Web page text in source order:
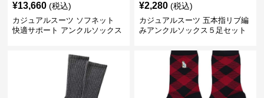
¥13,660 (税込)
カジュアルスーツ ソフネット
快適サポート アンクルソックス
¥2,280 (税込)
カジュアルスーツ 五本指リブ編
みアンクルソックス５足セット